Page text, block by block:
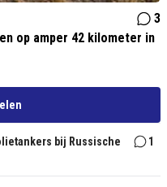
3
op amper 42 kilometer in
bij Russische
1